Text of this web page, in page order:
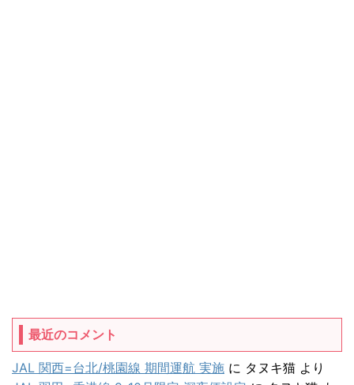
最近のコメント
JAL 関西=台北/桃園線 期間運航 実施 に タヌキ猫 より